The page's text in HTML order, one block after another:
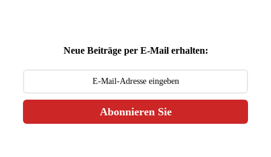
Neue Beiträge per E-Mail erhalten:
Abonnieren Sie